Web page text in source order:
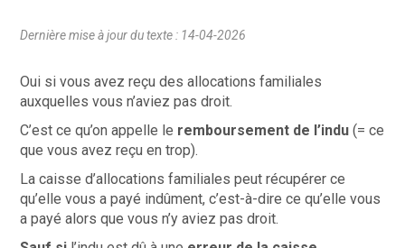
Dernière mise à jour du texte : 14-04-2026
Oui si vous avez reçu des allocations familiales
auxquelles vous n’aviez pas droit.
C’est ce qu’on appelle le remboursement de l’indu (= ce
que vous avez reçu en trop).
La caisse d’allocations familiales peut récupérer ce
qu’elle vous a payé indûment, c’est-à-dire ce qu’elle vous
a payé alors que vous n’y aviez pas droit.